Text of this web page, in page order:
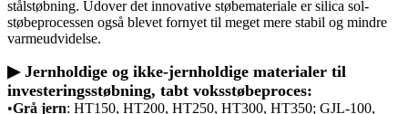
stålstøbning. Udover det innovative støbemateriale er silica sol-
støbeprocessen også blevet fornyet til meget mere stabil og mindre
varmeudvidelse.
▶ Jernholdige og ikke-jernholdige materialer til
investeringsstøbning, tabt voksstøbeproces:
•Grå jern: HT150, HT200, HT250, HT300, HT350; GJL-100,